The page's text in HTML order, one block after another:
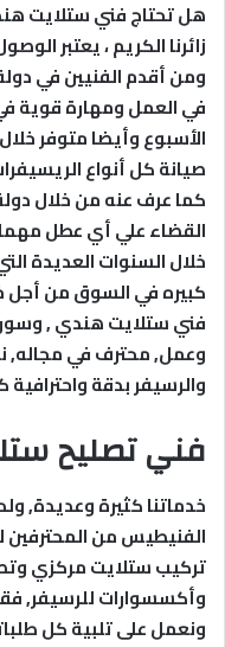
هل تحتاج فني ستلايت
زائرنا الكريم ، يعتبر
ومن أقدم الفنيين في
في العمل ومهارة قوية في
صيانة كل أنواع
كما عرف عنه من خلال
القضاء علي أي عطل
خلال السنوات العديدة
كبيره في السوق من أجل
فني ستلايت هندي ,
وعمل, محترف في مجاله,
والرسيفر بدقة
فني تصليح
خدماتنا كثيرة وعديدة,
الفنيطيس من
تركيب ستلايت مركزي
وأكسسوارات للرسيفر,
ونعمل على تلبية كل